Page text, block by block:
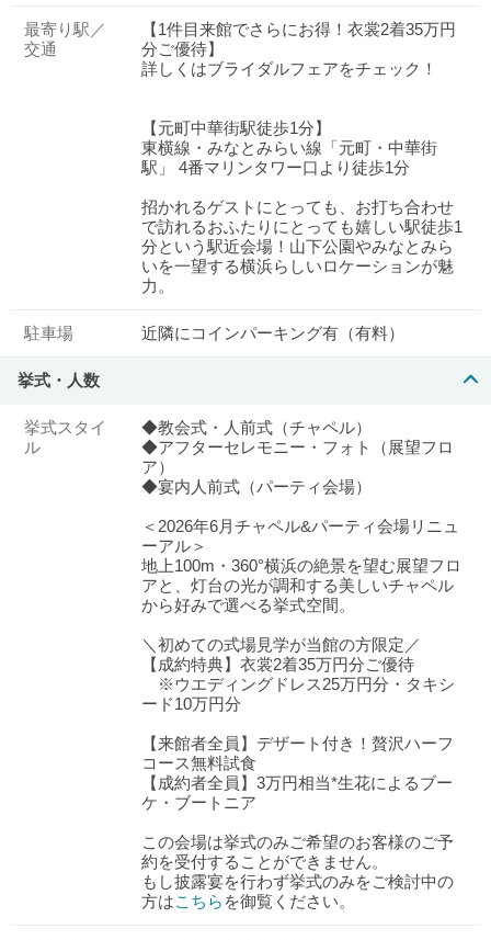
最寄り駅／
交通
【1件目来館でさらにお得！衣裳2着35万円
分ご優待】
詳しくはブライダルフェアをチェック！
【元町中華街駅徒歩1分】
東横線・みなとみらい線「元町・中華街
駅」 4番マリンタワー口より徒歩1分
招かれるゲストにとっても、お打ち合わせ
で訪れるおふたりにとっても嬉しい駅徒歩1
分という駅近会場！山下公園やみなとみら
いを一望する横浜らしいロケーションが魅
力。
駐車場 近隣にコインパーキング有（有料）
挙式・人数
挙式スタイ
ル
◆教会式・人前式（チャペル）
◆アフターセレモニー・フォト（展望フロ
ア）
◆宴内人前式（パーティ会場）
＜2026年6月チャペル&パーティ会場リニュ
ーアル＞
地上100m・360°横浜の絶景を望む展望フロ
アと、灯台の光が調和する美しいチャペル
から好みで選べる挙式空間。
＼初めての式場見学が当館の方限定／
【成約特典】衣裳2着35万円分ご優待
※ウエディングドレス25万円分・タキシ
ード10万円分
【来館者全員】デザート付き！贅沢ハーフ
コース無料試食
【成約者全員】3万円相当*生花によるブー
ケ・ブートニア
この会場は挙式のみご希望のお客様のご予
約を受付することができません。
もし披露宴を行わず挙式のみをご検討中の
方はこちら を御覧ください。